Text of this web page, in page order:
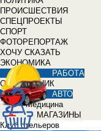
ПРОИСШЕСТВИЯ
СПЕЦПРОЕКТЫ
СПОРТ
ФОТОРЕПОРТАЖ
ХОЧУ СКАЗАТЬ
ЭКОНОМИКА
РАБОТА
СПРАВОЧНИК
АВТО
Медицина
МАГАЗИНЫ
Клуб отельеров